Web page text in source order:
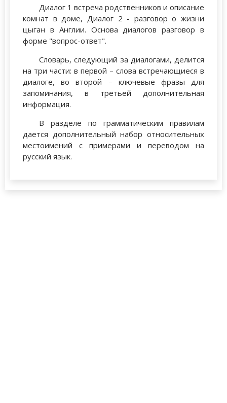
Диалог 1 встреча родственников и описание
комнат в доме, Диалог 2 - разговор о жизни
цыган в Англии. Основа диалогов разговор в
форме "вопрос-ответ".
Словарь, следующий за диалогами, делится
на три части: в первой – слова встречающиеся в
диалоге, во второй – ключевые фразы для
запоминания, в третьей дополнительная
информация.
В разделе по грамматическим правилам
дается дополнительный набор относительных
местоимений с примерами и переводом на
русский язык.